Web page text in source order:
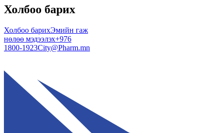
Холбоо барих
Холбоо барихЭмийн гаж
нөлөө мэдээлэх+976
1800-1923City@Pharm.mn